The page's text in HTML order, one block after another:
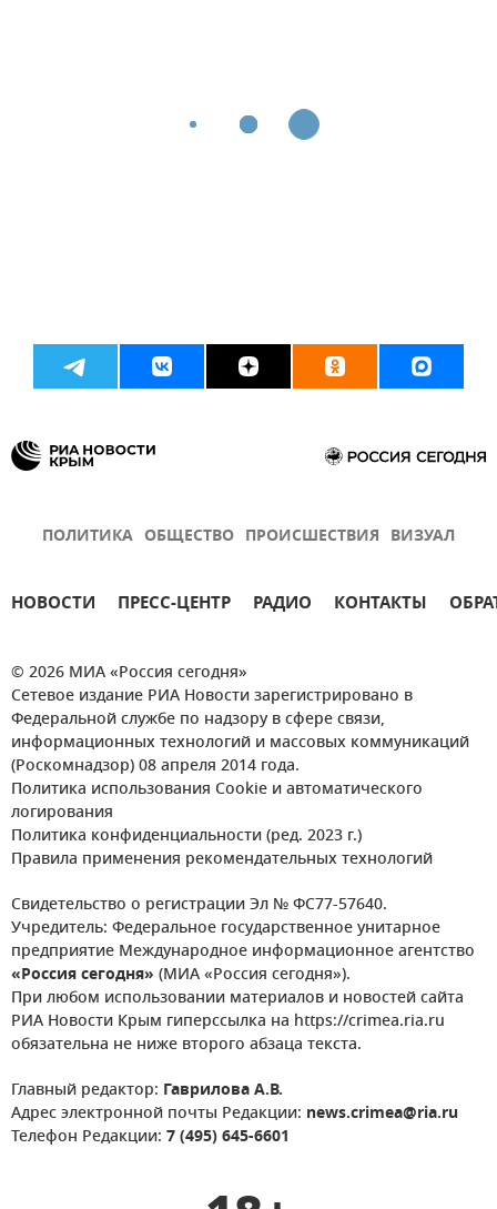
ПОЛИТИКА ОБЩЕСТВО ПРОИСШЕСТВИЯ ВИЗУАЛ
НОВОСТИ ПРЕСС-ЦЕНТР РАДИО КОНТАКТЫ
© 2026 МИА «Россия сегодня»
Сетевое издание РИА Новости зарегистрировано в
Федеральной службе по надзору в сфере связи,
информационных технологий и массовых коммуникаций
(Роскомнадзор) 08 апреля 2014 года.
Политика использования Cookie и автоматического
логирования
Политика конфиденциальности (ред. 2023 г.)
Правила применения рекомендательных технологий
Свидетельство о регистрации Эл № ФС77-57640.
Учредитель: Федеральное государственное унитарное
предприятие Международное информационное агентство
«Россия сегодня» (МИА «Россия сегодня»).
При любом использовании материалов и новостей сайта
РИА Новости Крым гиперссылка на https://crimea.ria.ru
обязательна не ниже второго абзаца текста.
Главный редактор: Гаврилова А.В.
Адрес электронной почты Редакции: news.crimea@ria.ru
Телефон Редакции: 7 (495) 645-6601